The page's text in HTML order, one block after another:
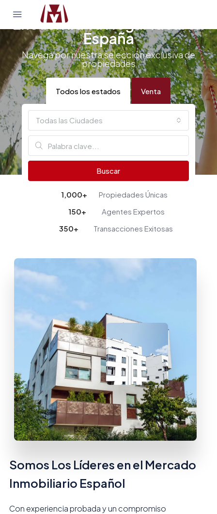
Encuentra Tu Hogar Ideal en
España
Navega por nuestra selección exclusiva de
propiedades
Todos los estados Venta
Todas las Ciudades
Buscar
1,000+
Propiedades Únicas
150+
Agentes Expertos
350+ Transacciones Exitosas
Somos Los Líderes en el Mercado
Inmobiliario Español
Con experiencia probada y un compromiso